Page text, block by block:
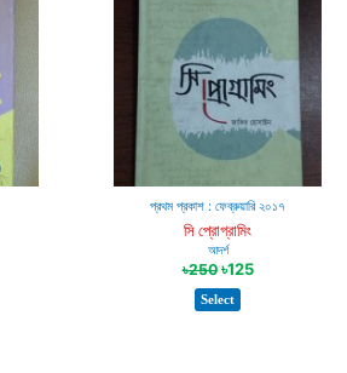
প্রথম প্রকাশ : ফেব্রুয়ারি ২০১৭
সি প্রোগ্রামিং
আদর্শ
৳250 ৳125
Select